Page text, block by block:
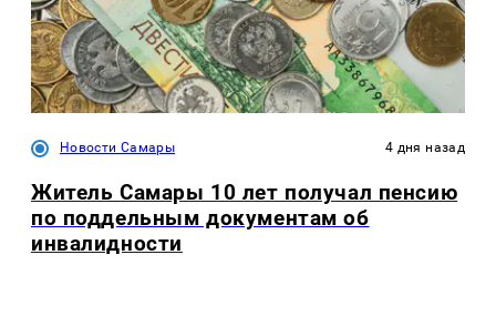
Новости Самары 4 дня назад
Житель Самары 10 лет получал пенсию
по поддельным документам об
инвалидности